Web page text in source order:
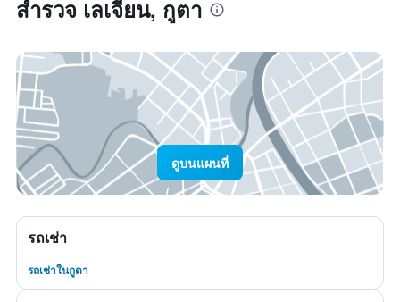
สำรวจ เลเจียน, กูตา
ดูบนแผนที่
รถเช่า
รถเช่าในกูตา